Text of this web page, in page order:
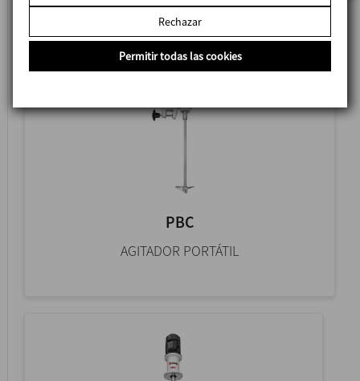
PBC
AGITADOR PORTÁTIL
Rechazar
Permitir todas las cookies